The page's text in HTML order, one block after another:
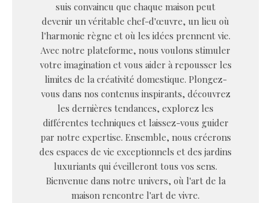
suis convaincu que chaque maison peut
devenir un véritable chef-d'œuvre, un lieu où
l'harmonie règne et où les idées prennent vie.
Avec notre plateforme, nous voulons stimuler
votre imagination et vous aider à repousser les
limites de la créativité domestique. Plongez-
vous dans nos contenus inspirants, découvrez
les dernières tendances, explorez les
différentes techniques et laissez-vous guider
par notre expertise. Ensemble, nous créerons
des espaces de vie exceptionnels et des jardins
luxuriants qui éveilleront tous vos sens.
Bienvenue dans notre univers, où l'art de la
maison rencontre l'art de vivre.